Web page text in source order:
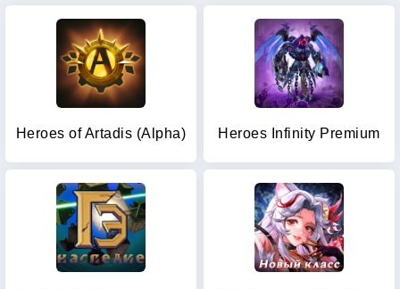
Heroes of Artadis (Alpha) Heroes Infinity Premium